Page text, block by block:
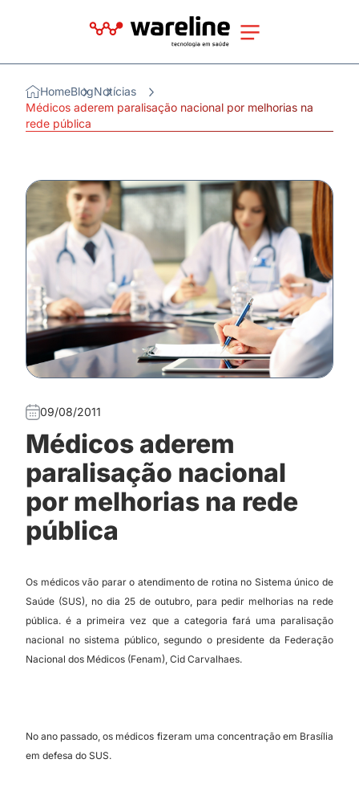
HomeBlogNotícias
Médicos aderem paralisação nacional por melhorias na
rede pública
09/08/2011
Médicos aderem
paralisação nacional
por melhorias na rede
pública
Os médicos vão parar o atendimento de rotina no Sistema único de
Saúde (SUS), no dia 25 de outubro, para pedir melhorias na rede
pública. é a primeira vez que a categoria fará uma paralisação
nacional no sistema público, segundo o presidente da Federação
Nacional dos Médicos (Fenam), Cid Carvalhaes.
No ano passado, os médicos fizeram uma concentração em Brasília
em defesa do SUS.